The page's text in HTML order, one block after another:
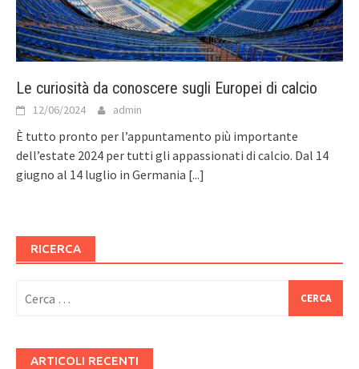
Le curiosità da conoscere sugli Europei di calcio
12/06/2024 admin
È tutto pronto per l’appuntamento più importante
dell’estate 2024 per tutti gli appassionati di calcio. Dal 14
giugno al 14 luglio in Germania [...]
RICERCA
per:
ARTICOLI RECENTI